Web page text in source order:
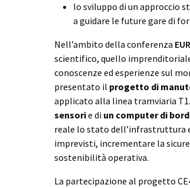
lo sviluppo di un approccio
a guidare le future gare di
Nell’ambito della conferenza
scientifico, quello
conoscenze ed esperienze sul
presentato il progetto di
applicato alla linea tramviaria
sensorie di un computer di
reale lo stato dell’infrastruttura
imprevisti, incrementare la
sostenibilità operativa.
La partecipazione al progetto